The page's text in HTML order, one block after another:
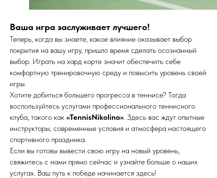
Ваша игра заслуживает лучшего!
Теперь, когда вы знаете, какое влияние оказывает выбор
покрытия на вашу игру, пришло время сделать осознанный
выбор. Играть на хард корте значит обеспечить себе
комфортную тренировочную среду и повысить уровень своей
игры.
Хотите добиться большего прогресса в теннисе? Тогда
воспользуйтесь услугами профессионального теннисного
клуба, такого как «TennisNikolino». Здесь вас ждут опытные
инструкторы, современные условия и атмосфера настоящего
спортивного праздника.
Если вы готовы вывести свою игру на новый уровень,
свяжитесь с нами прямо сейчас и узнайте больше о наших
услугах. Ваш путь к победе начинается здесь!